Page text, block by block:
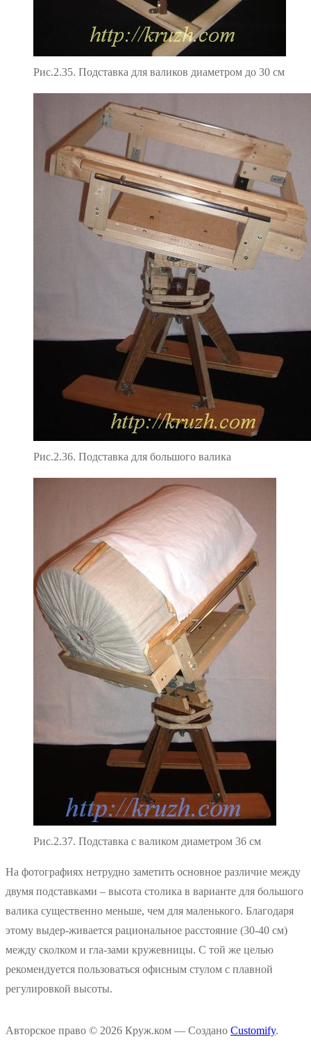
Рис.2.35. Подставка для валиков диаметром до 30 см
Рис.2.36. Подставка для большого валика
Рис.2.37. Подставка с валиком диаметром 36 см
На фотографиях нетрудно заметить основное различие между
двумя подставками – высота столика в варианте для большого
валика существенно меньше, чем для маленького. Благодаря
этому выдер-живается рациональное расстояние (30-40 см)
между сколком и гла-зами кружевницы. С той же целью
рекомендуется пользоваться офисным стулом с плавной
регулировкой высоты.
Авторское право © 2026 Круж.ком — Создано Customify.